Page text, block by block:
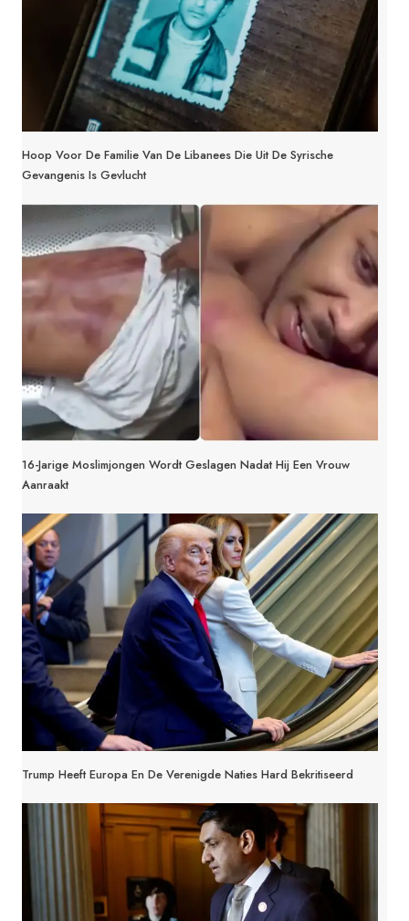
Hoop Voor De Familie Van De Libanees Die Uit De Syrische
Gevangenis Is Gevlucht
16-Jarige Moslimjongen Wordt Geslagen Nadat Hij Een Vrouw
Aanraakt
Trump Heeft Europa En De Verenigde Naties Hard Bekritiseerd